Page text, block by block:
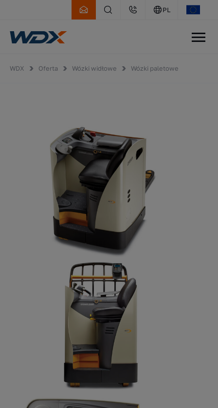
PL
WDX Oferta Wózki widłowe Wózki paletowe